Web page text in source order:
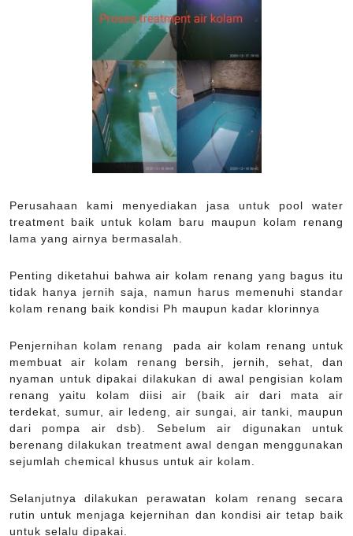
Perusahaan kami menyediakan jasa untuk pool water
treatment baik untuk kolam baru maupun kolam renang
lama yang airnya bermasalah.
Penting diketahui bahwa air kolam renang yang bagus itu
tidak hanya jernih saja, namun harus memenuhi standar
kolam renang baik kondisi Ph maupun kadar klorinnya
Penjernihan kolam renang pada air kolam renang untuk
membuat air kolam renang bersih, jernih, sehat, dan
nyaman untuk dipakai dilakukan di awal pengisian kolam
renang yaitu kolam diisi air (baik air dari mata air
terdekat, sumur, air ledeng, air sungai, air tanki, maupun
dari pompa air dsb). Sebelum air digunakan untuk
berenang dilakukan treatment awal dengan menggunakan
sejumlah chemical khusus untuk air kolam.
Selanjutnya dilakukan perawatan kolam renang secara
rutin untuk menjaga kejernihan dan kondisi air tetap baik
untuk selalu dipakai.